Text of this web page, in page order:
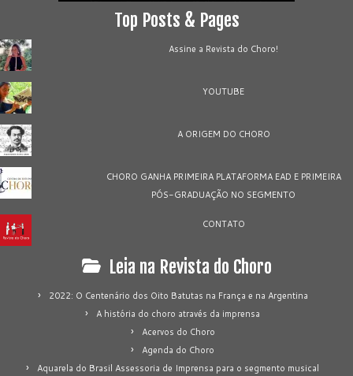
Top Posts & Pages
Assine a Revista do Choro!
YOUTUBE
A ORIGEM DO CHORO
CHORO GANHA PRIMEIRA PLATAFORMA EAD E PRIMEIRA
PÓS-GRADUAÇÃO NO SEGMENTO
CONTATO
Leia na Revista do Choro
2022: O Centenário dos Oito Batutas na França e na Argentina
A história do choro através da imprensa
Acervos do Choro
Agenda do Choro
Aquarela do Brasil Assessoria de Imprensa para o segmento musical